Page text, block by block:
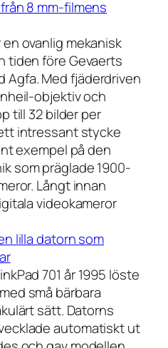
8 mm-filmens
ovanlig mekanisk
tiden före Gevaerts
Agfa. Med fjäderdriven
objektiv och
till 32 bilder per
intressant stycke
exempel på den
som präglade 1900-
Långt innan
videokameror
lilla datorn som
701 år 1995 löste
små bärbara
sätt. Datorns
automatiskt ut